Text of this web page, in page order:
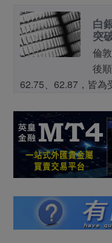
白
突
倫
後
62.75、62.87，皆為